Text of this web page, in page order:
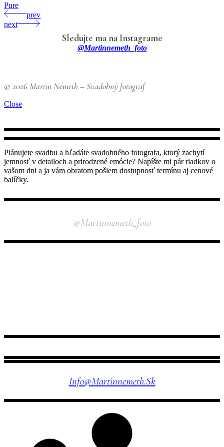
Pure
prev
next
Sledujte ma na Instagrame
@martinnemeth_foto
© 2026 Martin Németh – Svadobný fotograf
Close
Plánujete svadbu a hľadáte svadobného fotografa, ktorý zachytí
jemnosť v detailoch a prirodzené emócie? Napíšte mi pár riadkov o
vašom dni a ja vám obratom pošlem dostupnosť termínu aj cenové
balíčky.
@martinnemeth_foto
Info@martinnemeth.sk